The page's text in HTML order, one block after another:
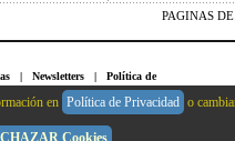
PAGINAS
| Newsletters | Política de
| Crear Cuenta | Identificarse
en Política de Privacidad o
Cookies